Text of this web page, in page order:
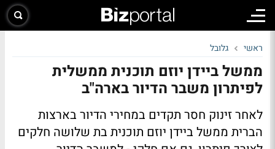
ראשי גלובל
ממשל ביידן יוזם תוכנית ממשלית
לפיתרון משבר הדיור בארה"ב
לאחר זינוק חסר תקדים במחירי הדיור בארצות
הברית ממשל ביידן יוזם תוכנית בת שלושה חלקים